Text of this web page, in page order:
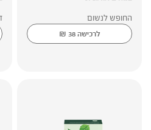
החופש לנשום
לרכישה ₪ 38